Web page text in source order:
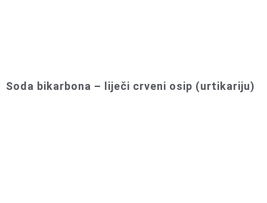
Soda bikarbona – liječi crveni osip (urtikariju)